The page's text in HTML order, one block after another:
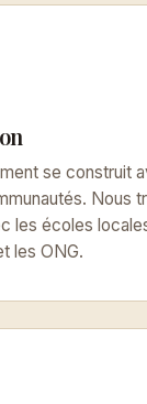
se construit
Nous
les écoles
les ONG.